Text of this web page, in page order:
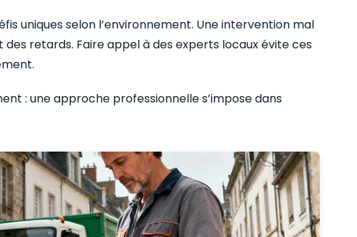
uniques selon l’environnement. Une intervention mal
retards. Faire appel à des experts locaux évite ces
: une approche professionnelle s’impose dans